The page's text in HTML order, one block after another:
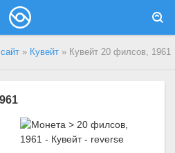
» Кувейт » Кувейт 20 филсов, 1961